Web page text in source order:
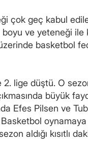
çok geç kabul
ve yeteneği ile
basketbol
lige düştü. O
büyük
Efes Pilsen ve
Basketbol
aldığı kısıtlı